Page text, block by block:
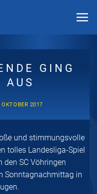
GING
AUS
OKTOBER 2017
und stimmungsvolle
tolles Landesliga-Spiel
den SC Vöhringen
Sonntagnachmittag in